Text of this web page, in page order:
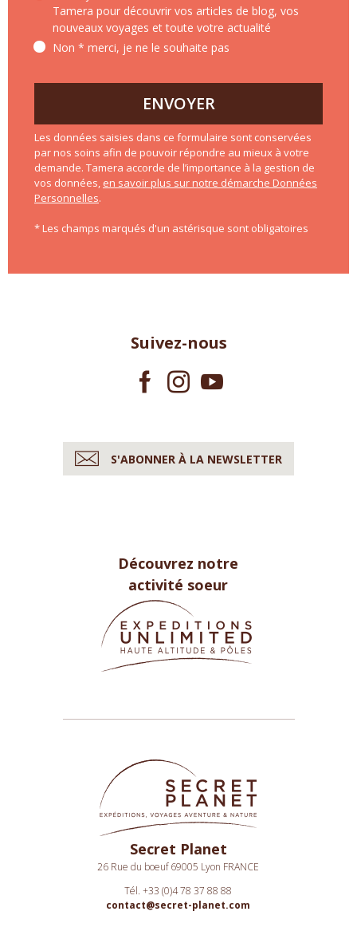
Tamera pour découvrir vos articles de blog, vos
nouveaux voyages et toute votre actualité
Non * merci, je ne le souhaite pas
ENVOYER
Les données saisies dans ce formulaire sont conservées
par nos soins afin de pouvoir répondre au mieux à votre
demande. Tamera accorde de l’importance à la gestion de
vos données, en savoir plus sur notre démarche Données
Personnelles.
* Les champs marqués d'un astérisque sont obligatoires
Suivez-nous
S'ABONNER À LA NEWSLETTER
Découvrez notre
activité soeur
Secret Planet
26 Rue du boeuf 69005 Lyon FRANCE
Tél. +33 (0)4 78 37 88 88
contact@secret-planet.com